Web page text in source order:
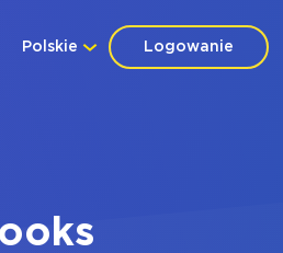
Logowanie
Polskie